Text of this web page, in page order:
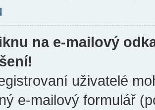
na e-mailový
uživatelé
e-mailový formulář